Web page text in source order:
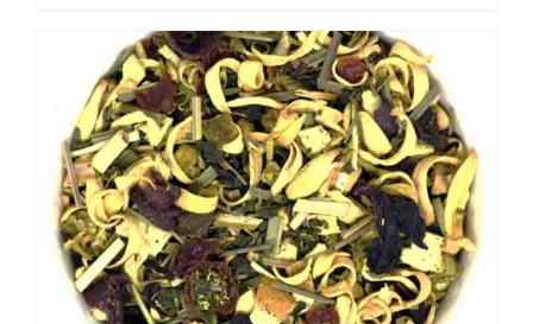
20,00€
a
plusieurs
variations.
Les
options
peuvent
être
choisies
sur